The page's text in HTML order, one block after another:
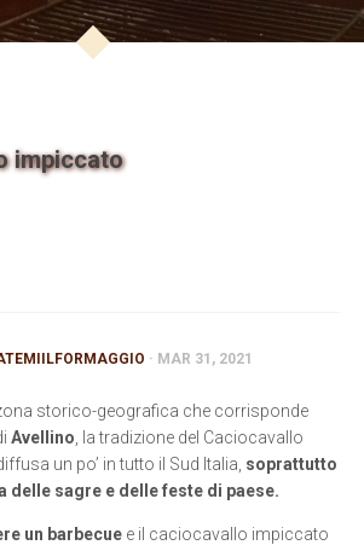
impiccato
· MAR 31, 2021
zona storico-geografica che corrisponde
Avellino , la tradizione del Caciocavallo
un po’ in tutto il Sud Italia, soprattutto
delle sagre e delle feste di paese.
un barbecue e il caciocavallo impiccato